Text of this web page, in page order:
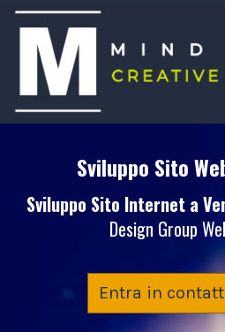
Sviluppo Sito
Sviluppo Sito Internet a
Design Group
Entra in